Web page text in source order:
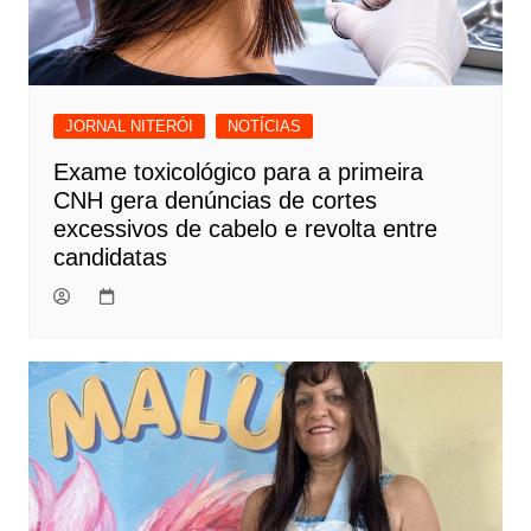
JORNAL NITERÓI NOTÍCIAS
Exame toxicológico para a primeira
CNH gera denúncias de cortes
excessivos de cabelo e revolta entre
candidatas